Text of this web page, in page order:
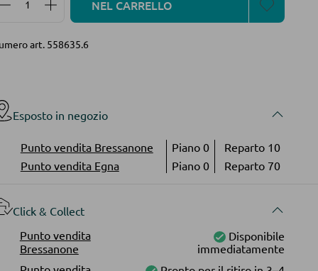
NEL CARRELLO
art. 558635.6
Esposto in negozio
Punto vendita Bressanone Piano 0
Reparto 10
Punto vendita Egna
Piano 0 Reparto 70
Click & Collect
Punto vendita
Bressanone
Disponibile
immediatamente